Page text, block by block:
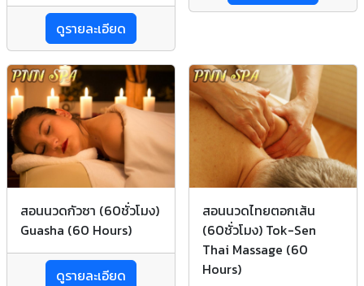
ดูรายละเอียด
สอนนวดกัวซา (60ชั่วโมง)
Guasha (60 Hours)
ดูรายละเอียด
สอนนวดไทยตอกเส้น
(60ชั่วโมง) Tok-Sen
Thai Massage (60
Hours)